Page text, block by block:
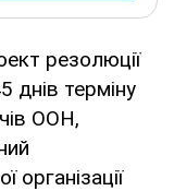
резолюції
днів терміну
ООН,
організації